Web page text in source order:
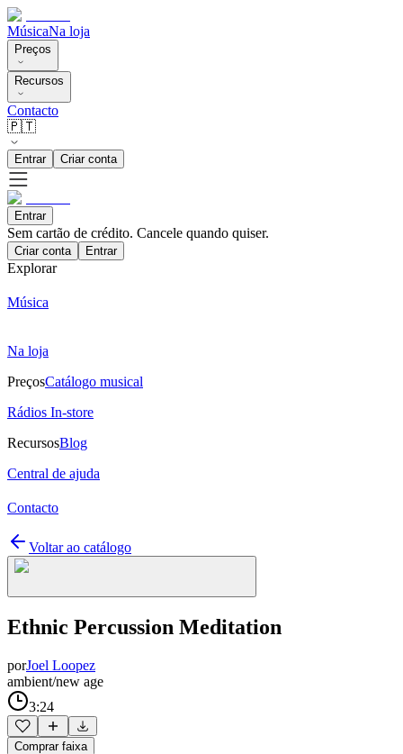
MúsicaNa loja
Preços
Recursos
Contacto
🇵🇹
Entrar Criar conta
Entrar
Sem cartão de crédito. Cancele quando quiser.
Criar conta Entrar
Explorar
Música
Na loja
PreçosCatálogo musical
Rádios In-store
RecursosBlog
Central de ajuda
Contacto
Voltar ao catálogo
Ethnic Percussion Meditation
porJoel Loopez
ambient/new age
3:24
Comprar faixa